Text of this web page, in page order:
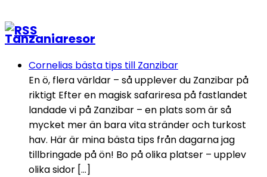
Tanzaniaresor
Cornelias bästa tips till Zanzibar
En ö, flera världar – så upplever du Zanzibar på
riktigt Efter en magisk safariresa på fastlandet
landade vi på Zanzibar – en plats som är så
mycket mer än bara vita stränder och turkost
hav. Här är mina bästa tips från dagarna jag
tillbringade på ön! Bo på olika platser – upplev
olika sidor […]